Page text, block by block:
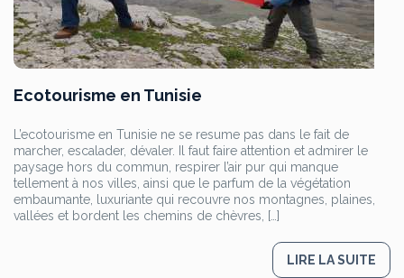
Ecotourisme en Tunisie
L’ecotourisme en Tunisie ne se resume pas dans le fait de
marcher, escalader, dévaler. Il faut faire attention et admirer le
paysage hors du commun, respirer l’air pur qui manque
tellement à nos villes, ainsi que le parfum de la végétation
embaumante, luxuriante qui recouvre nos montagnes, plaines,
vallées et bordent les chemins de chèvres, […]
LIRE LA SUITE